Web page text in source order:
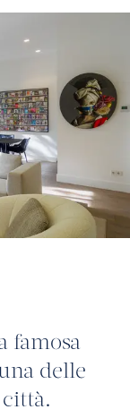
famosa
delle